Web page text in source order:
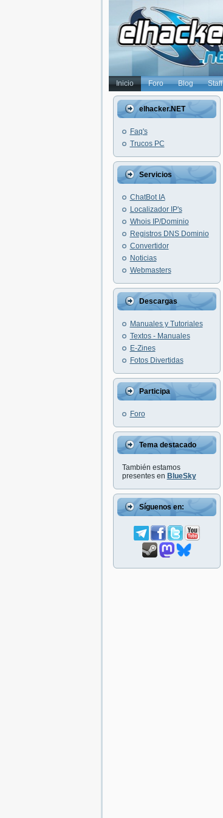
Inicio Foro Blog Staff
elhacker.NET
Faq's
Trucos PC
Servicios
ChatBot IA
Localizador IP's
Whois IP/Dominio
Registros DNS Dominio
Convertidor
Noticias
Webmasters
Descargas
Manuales y Tutoriales
Textos - Manuales
E-Zines
Fotos Divertidas
Participa
Foro
Tema destacado
También estamos
presentes en BlueSky
Síguenos en: